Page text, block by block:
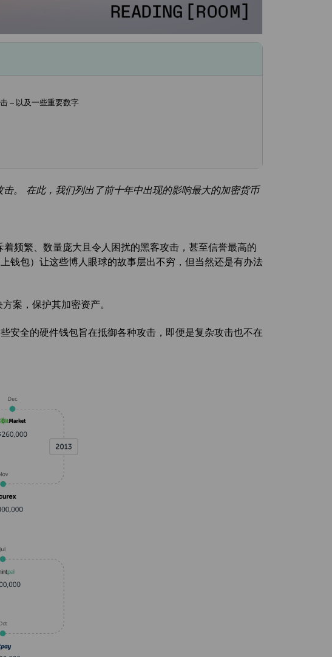
– 以及一些重要数字
。 在此，我们列出了前十年中出现的影响最大的加密货币
频繁、数量庞大且令人困扰的黑客攻击，甚至信誉最高的
钱包）让这些博人眼球的故事层出不穷，但当然还是有办法
案，保护其加密资产。
安全的硬件钱包旨在抵御各种攻击，即便是复杂攻击也不在